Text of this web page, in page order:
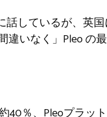
しているが、英
いなく」Pleo の
％、Pleoプラッ